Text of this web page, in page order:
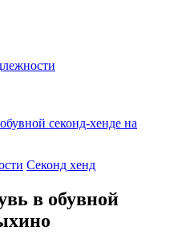
секонд-хенде на
Секонд хенд
в обувной